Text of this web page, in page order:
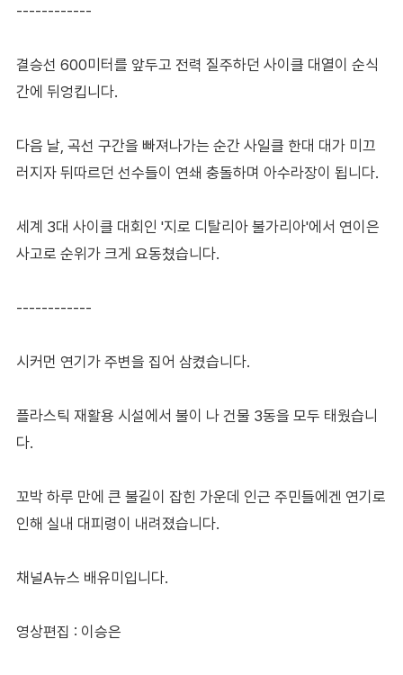
------------
결승선 600미터를 앞두고 전력 질주하던 사이클 대열이 순식
간에 뒤엉킵니다.
다음 날, 곡선 구간을 빠져나가는 순간 사일클 한대 대가 미끄
러지자 뒤따르던 선수들이 연쇄 충돌하며 아수라장이 됩니다.
세계 3대 사이클 대회인 '지로 디탈리아 불가리아'에서 연이은
사고로 순위가 크게 요동쳤습니다.
------------
시커먼 연기가 주변을 집어 삼켰습니다.
플라스틱 재활용 시설에서 불이 나 건물 3동을 모두 태웠습니
다.
꼬박 하루 만에 큰 불길이 잡힌 가운데 인근 주민들에겐 연기로
인해 실내 대피령이 내려졌습니다.
채널A뉴스 배유미입니다.
영상편집 : 이승은